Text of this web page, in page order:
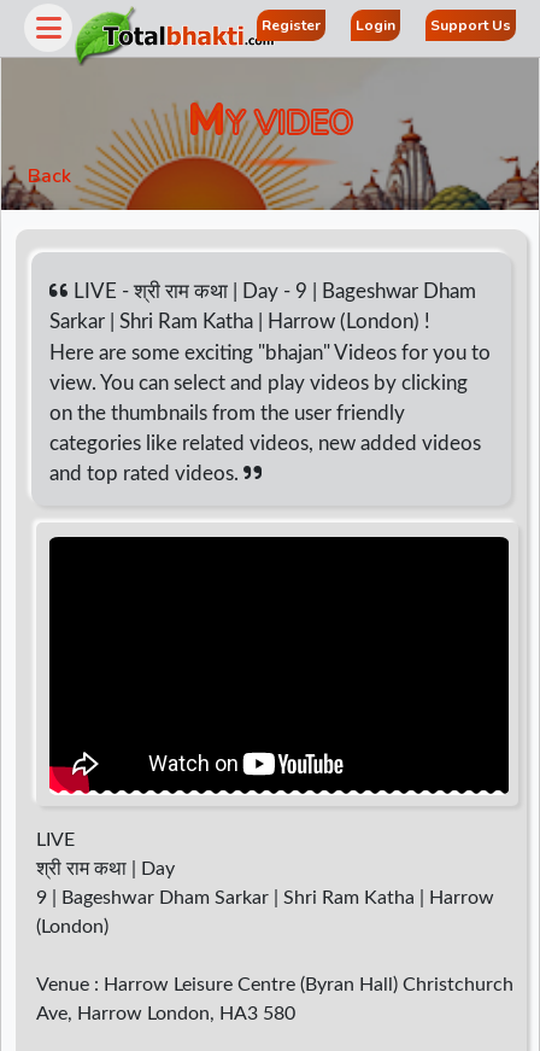
Register Login Support Us
MY VIDEO
Back
LIVE - श्री राम कथा | Day - 9 | Bageshwar Dham
Sarkar | Shri Ram Katha | Harrow (London) !
Here are some exciting "bhajan" Videos for you to
view. You can select and play videos by clicking
on the thumbnails from the user friendly
categories like related videos, new added videos
and top rated videos.
LIVE
श्री राम कथा | Day
9 | Bageshwar Dham Sarkar | Shri Ram Katha | Harrow
(London)
Venue : Harrow Leisure Centre (Byran Hall) Christchurch
Ave, Harrow London, HA3 580